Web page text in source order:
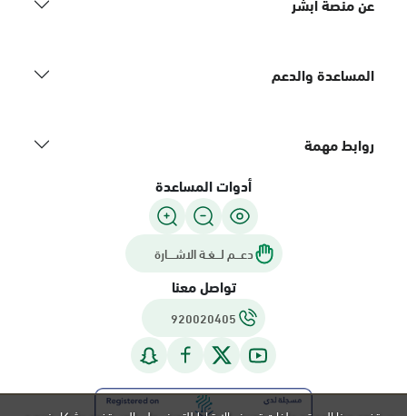
المساعدة والدعم
روابط مهمة
أدوات المساعدة
دعـــم لـــغـة الاشــــارة
تواصل معنا
920020405